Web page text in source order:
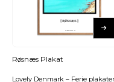
Røsnæs Plakat
Lovely Denmark – Ferie plakater